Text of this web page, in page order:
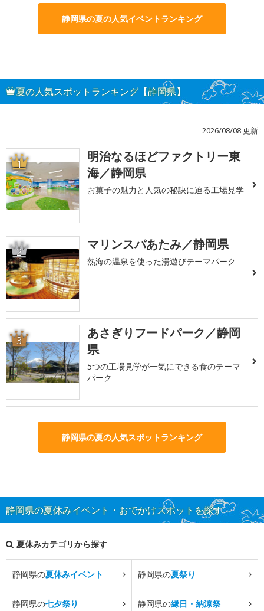
静岡県の夏の人気イベントランキング
夏の人気スポットランキング【静岡県】
2026/08/08 更新
1
明治なるほどファクトリー東
海／静岡県
お菓子の魅力と人気の秘訣に迫る工場見学
2 マリンスパあたみ／静岡県
熱海の温泉を使った湯遊びテーマパーク
3
あさぎりフードパーク／静岡
県
5つの工場見学が一気にできる食のテーマ
パーク
静岡県の夏の人気スポットランキング
静岡県の夏休みイベント・おでかけスポットを探す
夏休みカテゴリから探す
静岡県の夏休みイベント 静岡県の夏祭り
静岡県の七夕祭り 静岡県の縁日・納涼祭